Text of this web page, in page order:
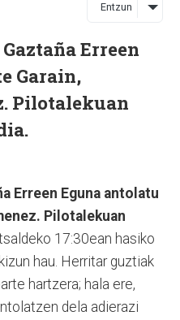
Entzun
Erreen
Garain,
Pilotalekuan
Erreen Eguna antolatu
Pilotalekuan
17:30ean hasiko
hau. Herritar guztiak
hartzera; hala ere,
dela adierazi